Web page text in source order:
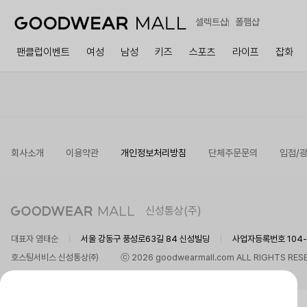
셀렉트샵 폴햄샵
팬클럽이벤트 여성 남성 키즈 스포츠 라이프 잡화
회사소개 이용약관 개인정보처리방침 단체주문문의 입점/
신성통상(주)
대표자 염태순 서울 강동구 풍성로63길 84 신성빌딩
사업자등록번호
호스팅서비스 신성통상㈜
ⓒ 2026 goodwearmall.com ALL RIGHTS